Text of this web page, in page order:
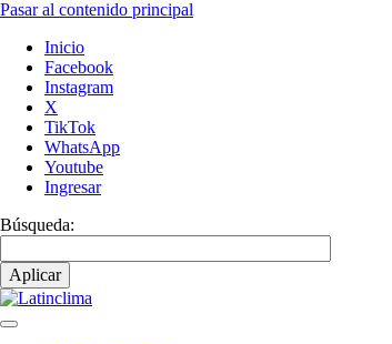
Pasar al contenido principal
Inicio
Facebook
Instagram
X
TikTok
WhatsApp
Youtube
Ingresar
Búsqueda: